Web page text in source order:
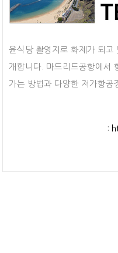
윤식당 촬영지로 화제가 되고
개합니다. 마드리드공항에서
가는 방법과 다양한 저가항공
: